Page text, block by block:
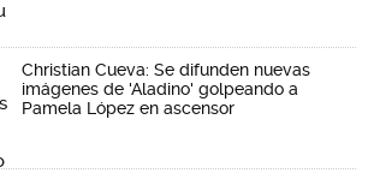
Christian Cueva: Se difunden nuevas
imágenes de 'Aladino' golpeando a
Pamela López en ascensor